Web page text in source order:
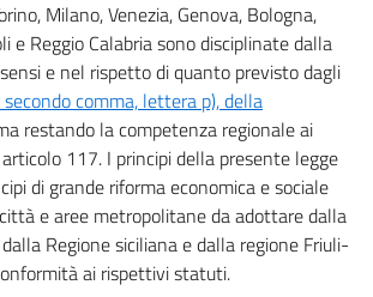
Milano, Venezia, Genova, Bologna,
e Reggio Calabria sono disciplinate dalla
e nel rispetto di quanto previsto dagli
secondo comma, lettera p), della
restando la competenza regionale ai
117. I principi della presente legge
di grande riforma economica e sociale
e aree metropolitane da adottare dalla
Regione siciliana e dalla regione Friuli-
ai rispettivi statuti.